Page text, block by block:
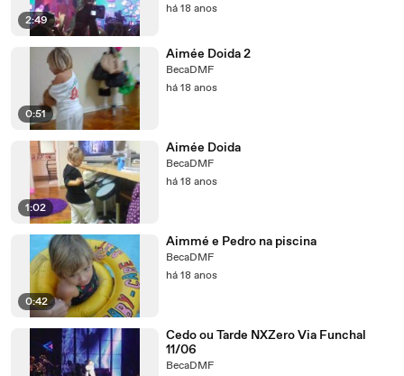
2:49
há 18 anos
0:51
Aimée Doida 2
BecaDMF
há 18 anos
1:02
Aimée Doida
BecaDMF
há 18 anos
0:42
Aimmé e Pedro na piscina
BecaDMF
há 18 anos
Cedo ou Tarde NXZero Via Funchal
11/06
BecaDMF